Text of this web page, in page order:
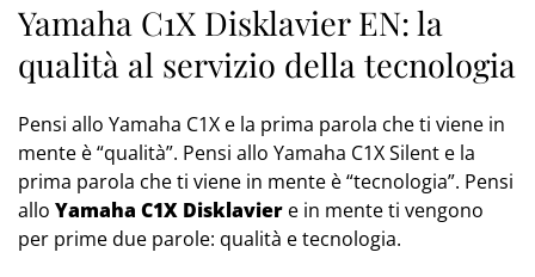
Yamaha C1X Disklavier EN: la
qualità al servizio della tecnologia
Pensi allo Yamaha C1X e la prima parola che ti viene in
mente è “qualità”. Pensi allo Yamaha C1X Silent e la
prima parola che ti viene in mente è “tecnologia”. Pensi
allo Yamaha C1X Disklavier e in mente ti vengono
per prime due parole: qualità e tecnologia.